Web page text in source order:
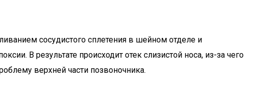
сосудистого сплетения в шейном отделе и
В результате происходит отек слизистой носа, из-за чего
верхней части позвоночника.